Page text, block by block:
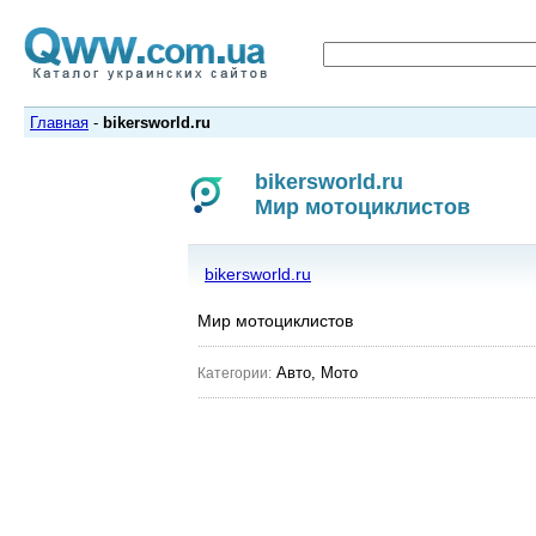
Главная - bikersworld.ru
bikersworld.ru
Мир мотоциклистов
bikersworld.ru
Мир мотоциклистов
Категории: Авто, Мото